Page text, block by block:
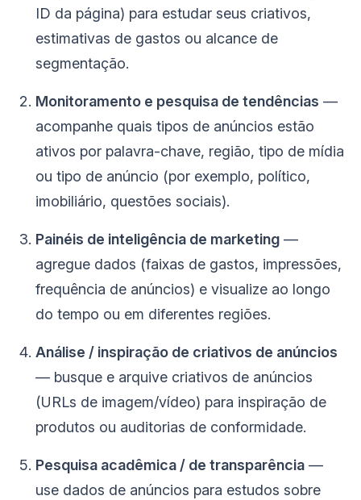
ID da página) para estudar seus criativos,
estimativas de gastos ou alcance de
segmentação.
Monitoramento e pesquisa de tendências —
acompanhe quais tipos de anúncios estão
ativos por palavra-chave, região, tipo de mídia
ou tipo de anúncio (por exemplo, político,
imobiliário, questões sociais).
Painéis de inteligência de marketing —
agregue dados (faixas de gastos, impressões,
frequência de anúncios) e visualize ao longo
do tempo ou em diferentes regiões.
Análise / inspiração de criativos de anúncios
— busque e arquive criativos de anúncios
(URLs de imagem/vídeo) para inspiração de
produtos ou auditorias de conformidade.
Pesquisa acadêmica / de transparência —
use dados de anúncios para estudos sobre